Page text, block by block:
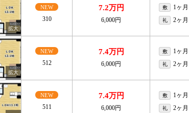
NEW
310
7.2万円
6,000円
敷 1ヶ月
礼 2ヶ月
NEW
512
7.4万円
6,000円
敷 1ヶ月
礼 2ヶ月
NEW
511
7.4万円
6,000円
敷 1ヶ月
礼 2ヶ月